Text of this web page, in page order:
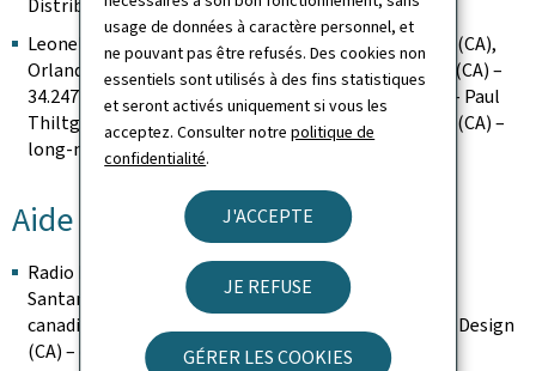
usage de données à caractère personnel, et
ne pouvant pas être refusés. Des cookies non
essentiels sont utilisés à des fins statistiques
et seront activés uniquement si vous les
acceptez. Consulter notrepolitique de
confidentialité.
J'ACCEPTE
JE REFUSE
GÉRER LES COOKIES
Distributions (LU) et Yzanakio (CA) – série de fiction
Leonel et les loups – auteurs: Louis-François Grenier (CA),
Orlando Arriagada – réalisatrice: Bren López Zepeda (CA) –
34.247 euros (FFL) et 50.000 dollars canadiens (FMC) – Paul
Thiltges Distributions (LU) et Helios Graphic Design (CA) –
long-métrage d'animation
Aide à la production
Radio Luxembourg – auteure-réalisatrice: Dominique
Santana (LU) – 150.000 euros (FFL) et 219.000 dollars
canadiens (FMC) – Samsa Film (LU) et Helios Graphic Design
(CA) – œuvre transmédia